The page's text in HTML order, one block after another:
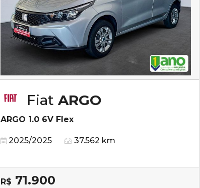
Fiat ARGO
ARGO 1.0 6V Flex
2025/2025 37.562 km
R$ 71.900